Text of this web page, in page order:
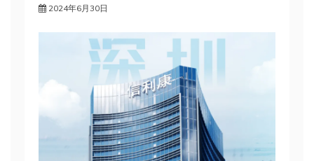
2024年6月30日